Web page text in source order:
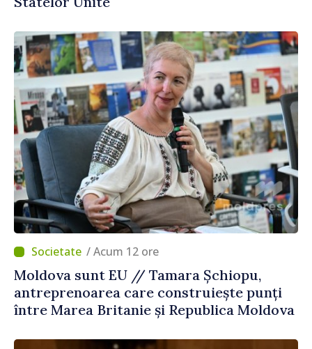
/ Acum 12 ore
Moldova sunt EU // Tamara Șchiopu,
antreprenoarea care construiește punți
între Marea Britanie și Republica Moldova